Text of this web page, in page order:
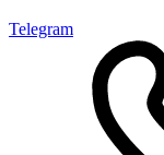
Telegram